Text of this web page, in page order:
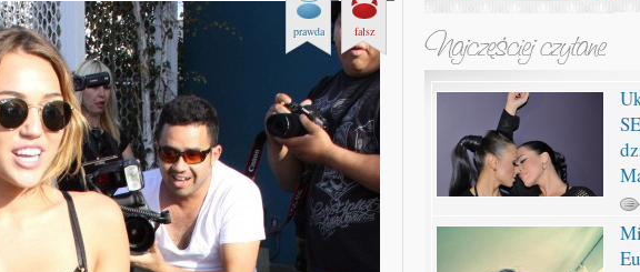
prawda fałsz